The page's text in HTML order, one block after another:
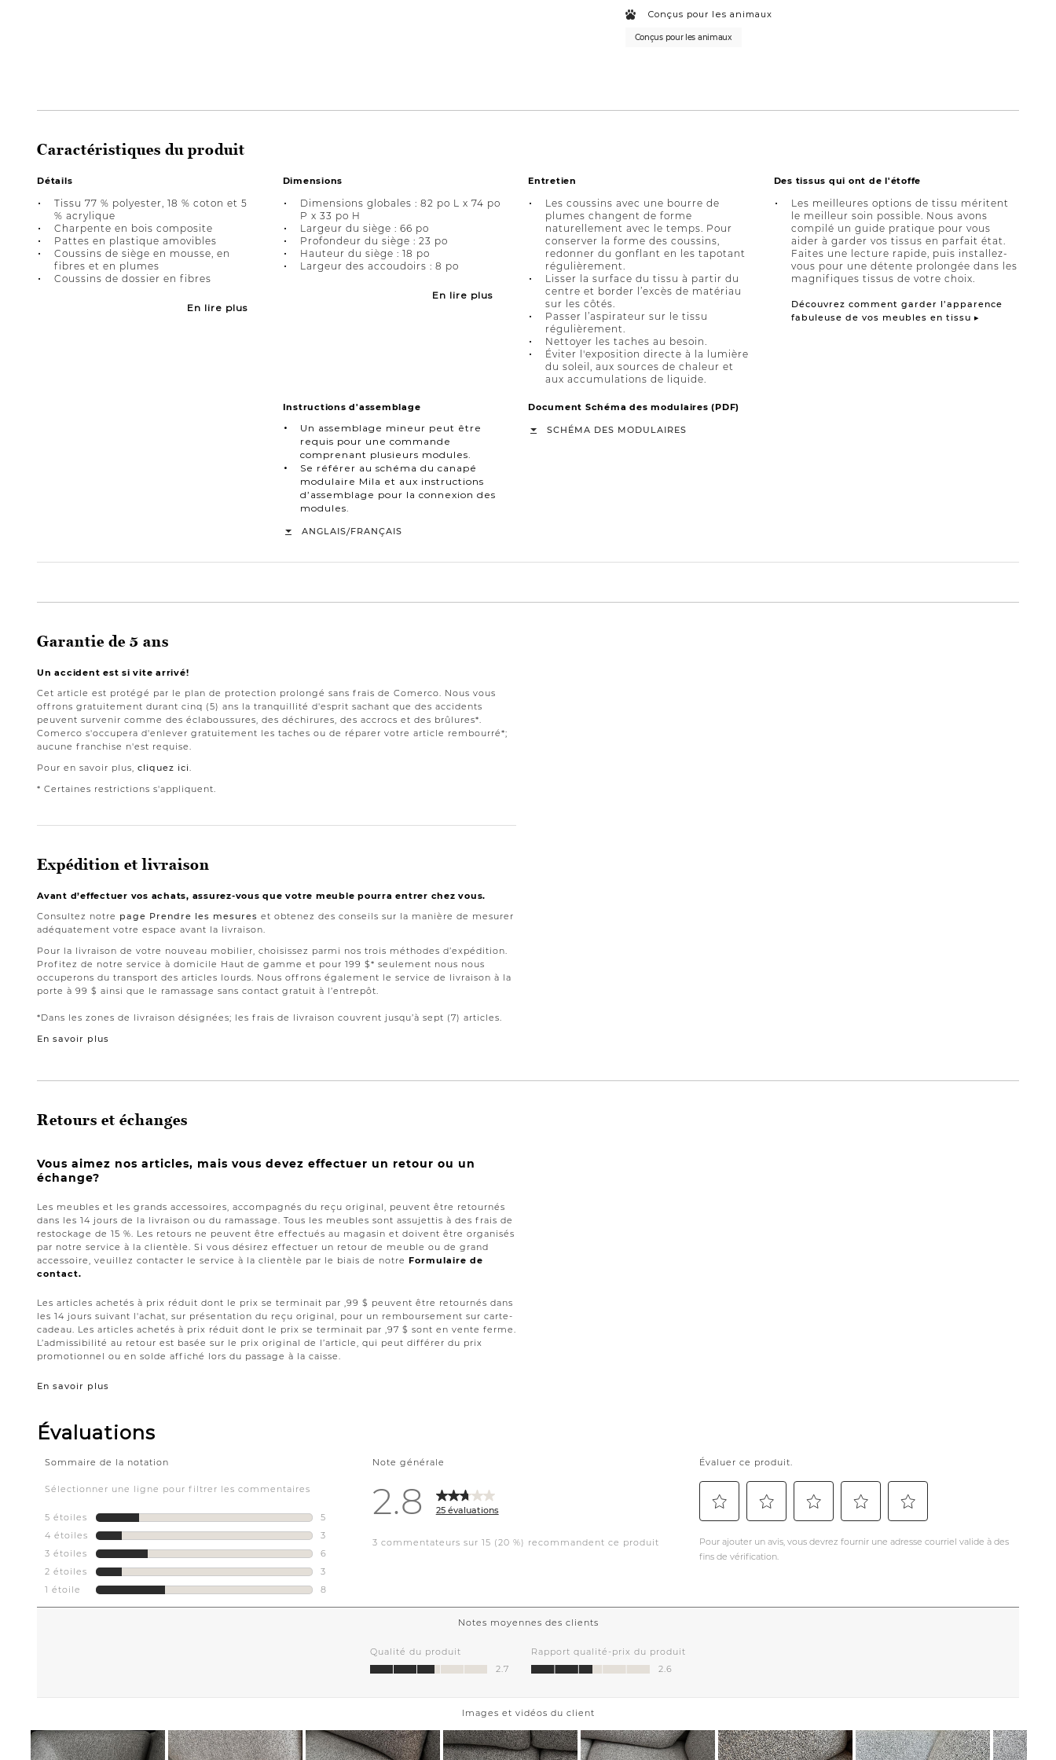
Conçus pour les animaux
Conçus pour les animaux
Caractéristiques du produit
Détails
Tissu 77 % polyester, 18 % coton et 5
% acrylique
Charpente en bois composite
Pattes en plastique amovibles
Coussins de siège en mousse, en
fibres et en plumes
Coussins de dossier en fibres
En lire plus
Dimensions
Dimensions globales : 82 po L x 74 po
P x 33 po H
Largeur du siège : 66 po
Profondeur du siège : 23 po
Hauteur du siège : 18 po
Largeur des accoudoirs : 8 po
En lire plus
Entretien
Les coussins avec une bourre de
plumes changent de forme
naturellement avec le temps. Pour
conserver la forme des coussins,
redonner du gonflant en les tapotant
régulièrement.
Lisser la surface du tissu à partir du
centre et border l’excès de matériau
sur les côtés.
Passer l’aspirateur sur le tissu
régulièrement.
Nettoyer les taches au besoin.
Éviter l'exposition directe à la lumière
du soleil, aux sources de chaleur et
aux accumulations de liquide.
Des tissus qui ont de l'étoffe
Les meilleures options de tissu méritent
le meilleur soin possible. Nous avons
compilé un guide pratique pour vous
aider à garder vos tissus en parfait état.
Faites une lecture rapide, puis installez-
vous pour une détente prolongée dans les
magnifiques tissus de votre choix.
Découvrez comment garder l’apparence
fabuleuse de vos meubles en tissu ▸
Instructions d'assemblage
Un assemblage mineur peut être
requis pour une commande
comprenant plusieurs modules.
Se référer au schéma du canapé
modulaire Mila et aux instructions
d’assemblage pour la connexion des
modules.
ANGLAIS/FRANÇAIS
Document Schéma des modulaires (PDF)
SCHÉMA DES MODULAIRES
Garantie de 5 ans
Un accident est si vite arrivé!
Cet article est protégé par le plan de protection prolongé sans frais de Comerco. Nous vous
offrons gratuitement durant cinq (5) ans la tranquillité d'esprit sachant que des accidents
peuvent survenir comme des éclaboussures, des déchirures, des accrocs et des brûlures*.
Comerco s'occupera d'enlever gratuitement les taches ou de réparer votre article rembourré*;
aucune franchise n'est requise.
Pour en savoir plus, cliquez ici.
* Certaines restrictions s'appliquent.
Expédition et livraison
Avant d’effectuer vos achats, assurez-vous que votre meuble pourra entrer chez vous.
Consultez notre page Prendre les mesures et obtenez des conseils sur la manière de mesurer
adéquatement votre espace avant la livraison.
Pour la livraison de votre nouveau mobilier, choisissez parmi nos trois méthodes d’expédition.
Profitez de notre service à domicile Haut de gamme et pour 199 $* seulement nous nous
occuperons du transport des articles lourds. Nous offrons également le service de livraison à la
porte à 99 $ ainsi que le ramassage sans contact gratuit à l’entrepôt.
*Dans les zones de livraison désignées; les frais de livraison couvrent jusqu’à sept (7) articles.
En savoir plus
Retours et échanges
Vous aimez nos articles, mais vous devez effectuer un retour ou un
échange?
Les meubles et les grands accessoires, accompagnés du reçu original, peuvent être retournés
dans les 14 jours de la livraison ou du ramassage. Tous les meubles sont assujettis à des frais de
restockage de 15 %. Les retours ne peuvent être effectués au magasin et doivent être organisés
par notre service à la clientèle. Si vous désirez effectuer un retour de meuble ou de grand
accessoire, veuillez contacter le service à la clientèle par le biais de notre Formulaire de
contact.
Les articles achetés à prix réduit dont le prix se terminait par ,99 $ peuvent être retournés dans
les 14 jours suivant l'achat, sur présentation du reçu original, pour un remboursement sur carte-
cadeau. Les articles achetés à prix réduit dont le prix se terminait par ,97 $ sont en vente ferme.
L’admissibilité au retour est basée sur le prix original de l’article, qui peut différer du prix
promotionnel ou en solde affiché lors du passage à la caisse.
En savoir plus